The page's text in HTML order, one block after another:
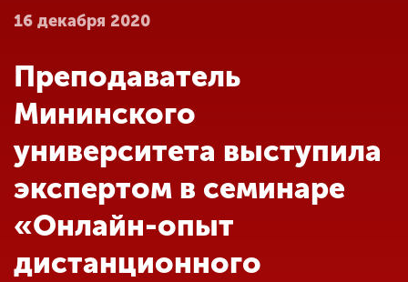
Абитуриенту
Обучение
Наука
16 декабря 2020
Преподаватель
Мининского
университета выступила
экспертом в семинаре
«Онлайн-опыт
дистанционного